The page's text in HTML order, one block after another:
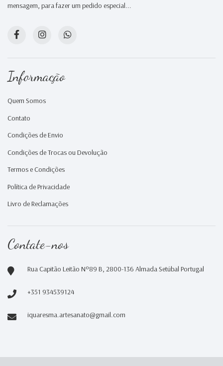
mensagem, para fazer um pedido especial...
Informação
Quem Somos
Contato
Condições de Envio
Condições de Trocas ou Devolução
Termos e Condições
Política de Privacidade
Livro de Reclamações
Contate-nos
Rua Capitão Leitão Nº89 B, 2800-136 Almada Setúbal Portugal
+351 934539124
iquaresma.artesanato@gmail.com